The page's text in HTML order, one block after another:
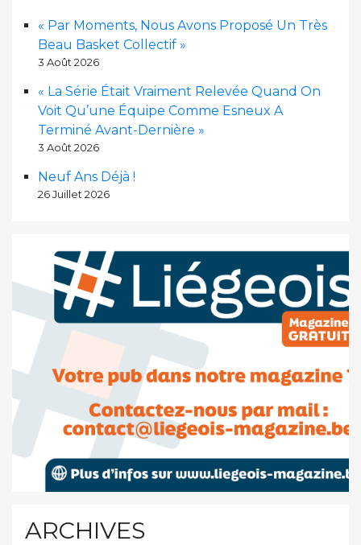
« Par Moments, Nous Avons Proposé Un Très
Beau Basket Collectif »
3 Août 2026
« La Série Était Vraiment Relevée Quand On
Voit Qu’une Équipe Comme Esneux A
Terminé Avant-Dernière »
3 Août 2026
Neuf Ans Déjà !
26 Juillet 2026
ARCHIVES